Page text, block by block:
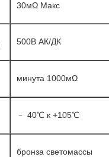
30мΩ Макс
500В АК/ДК
минута 1000мΩ
﹣ 40℃ к +105℃
бронза светомассы